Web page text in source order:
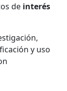
de interés
y uso